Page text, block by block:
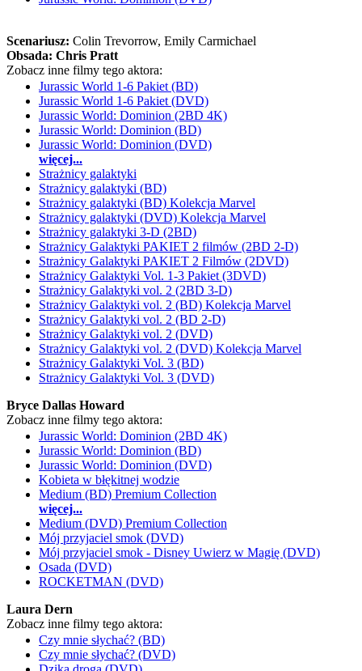
Scenariusz: Colin Trevorrow, Emily Carmichael
Obsada: Chris Pratt
Zobacz inne filmy tego aktora:
Jurassic World 1-6 Pakiet (BD)
Jurassic World 1-6 Pakiet (DVD)
Jurassic World: Dominion (2BD 4K)
Jurassic World: Dominion (BD)
Jurassic World: Dominion (DVD)
więcej...
Strażnicy galaktyki
Strażnicy galaktyki (BD)
Strażnicy galaktyki (BD) Kolekcja Marvel
Strażnicy galaktyki (DVD) Kolekcja Marvel
Strażnicy galaktyki 3-D (2BD)
Strażnicy Galaktyki PAKIET 2 filmów (2BD 2-D)
Strażnicy Galaktyki PAKIET 2 Filmów (2DVD)
Strażnicy Galaktyki Vol. 1-3 Pakiet (3DVD)
Strażnicy Galaktyki vol. 2 (2BD 3-D)
Strażnicy Galaktyki vol. 2 (BD) Kolekcja Marvel
Strażnicy Galaktyki vol. 2 (BD 2-D)
Strażnicy Galaktyki vol. 2 (DVD)
Strażnicy Galaktyki vol. 2 (DVD) Kolekcja Marvel
Strażnicy Galaktyki Vol. 3 (BD)
Strażnicy Galaktyki Vol. 3 (DVD)
Bryce Dallas Howard
Zobacz inne filmy tego aktora:
Jurassic World: Dominion (2BD 4K)
Jurassic World: Dominion (BD)
Jurassic World: Dominion (DVD)
Kobieta w błękitnej wodzie
Medium (BD) Premium Collection
więcej...
Medium (DVD) Premium Collection
Mój przyjaciel smok (DVD)
Mój przyjaciel smok - Disney Uwierz w Magię (DVD)
Osada (DVD)
ROCKETMAN (DVD)
Laura Dern
Zobacz inne filmy tego aktora:
Czy mnie słychać? (BD)
Czy mnie słychać? (DVD)